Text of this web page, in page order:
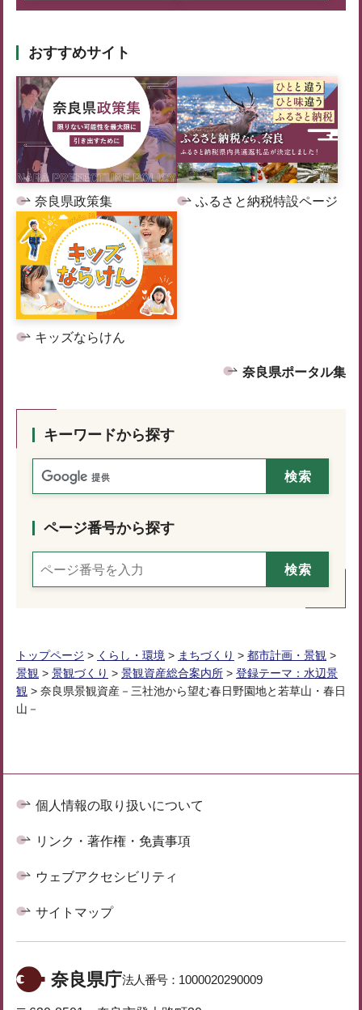
おすすめサイト
奈良県政策集 ふるさと納税特設ページ
キッズならけん
奈良県ポータル集
キーワードから探す
ページ番号から探す
トップページ > くらし・環境 > まちづくり > 都市計画・景観 >
景観 > 景観づくり > 景観資産総合案内所 > 登録テーマ：水辺景
観 > 奈良県景観資産－三社池から望む春日野園地と若草山・春日
山－
個人情報の取り扱いについて
リンク・著作権・免責事項
ウェブアクセシビリティ
サイトマップ
奈良県庁法人番号： 1000020290009